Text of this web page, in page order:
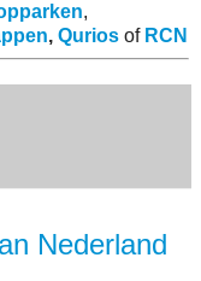
,
, Quriosof RCN
Nederland